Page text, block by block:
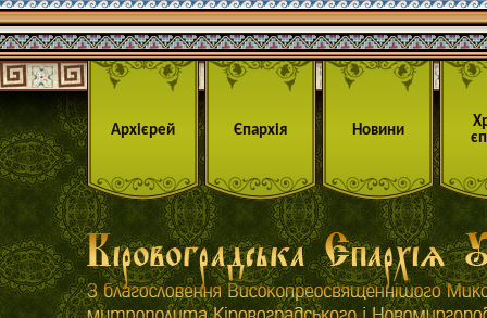
Архієрей Єпархія Новини